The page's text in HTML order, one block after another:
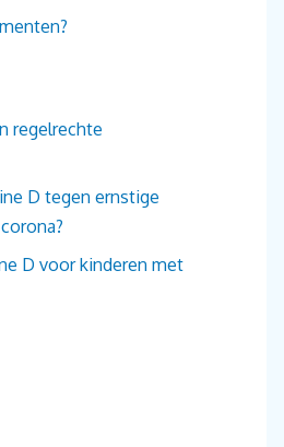
regelrechte
D tegen ernstige
D voor kinderen met